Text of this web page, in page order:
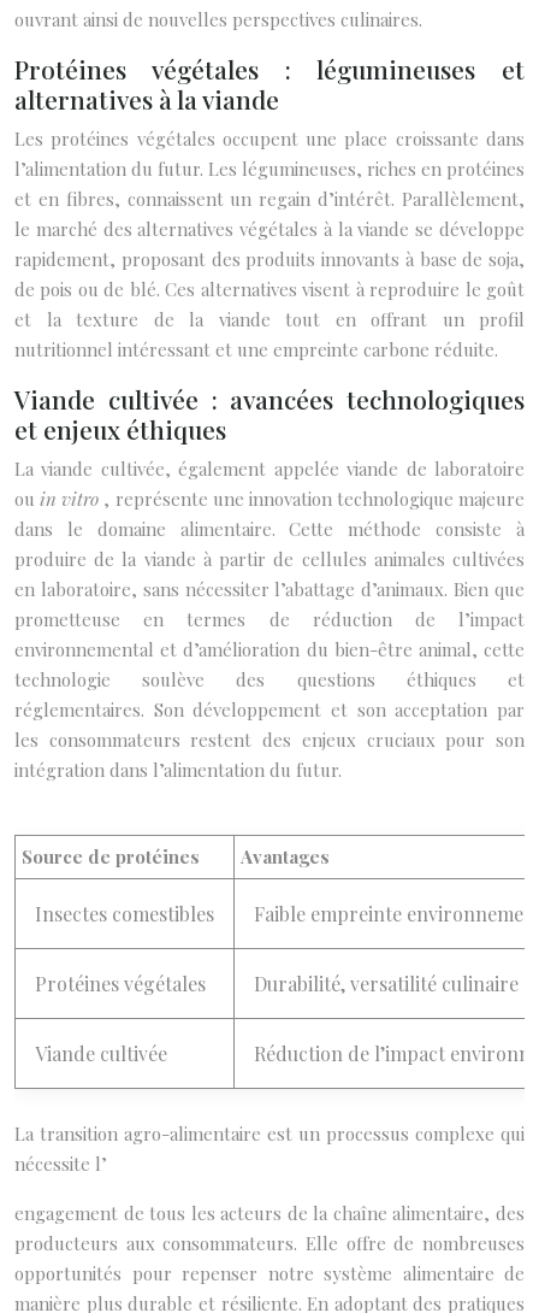
ouvrant ainsi de nouvelles perspectives culinaires.
Protéines végétales : légumineuses et
alternatives à la viande
Les protéines végétales occupent une place croissante dans
l’alimentation du futur. Les légumineuses, riches en protéines
et en fibres, connaissent un regain d’intérêt. Parallèlement,
le marché des alternatives végétales à la viande se développe
rapidement, proposant des produits innovants à base de soja,
de pois ou de blé. Ces alternatives visent à reproduire le goût
et la texture de la viande tout en offrant un profil
nutritionnel intéressant et une empreinte carbone réduite.
Viande cultivée : avancées technologiques
et enjeux éthiques
La viande cultivée, également appelée viande de laboratoire
ouin vitro , représente une innovation technologique majeure
dans le domaine alimentaire. Cette méthode consiste à
produire de la viande à partir de cellules animales cultivées
en laboratoire, sans nécessiter l’abattage d’animaux. Bien que
prometteuse en termes de réduction de l’impact
environnemental et d’amélioration du bien-être animal, cette
technologie soulève des questions éthiques et
réglementaires. Son développement et son acceptation par
les consommateurs restent des enjeux cruciaux pour son
intégration dans l’alimentation du futur.
Source de protéines Avantages
Insectes comestibles Faible empreinte
Protéines végétales Durabilité, versatilité culinaire
Viande cultivée Réduction de l’impact
La transition agro-alimentaire est un processus complexe qui
nécessite l’
engagement de tous les acteurs de la chaîne alimentaire, des
producteurs aux consommateurs. Elle offre de nombreuses
opportunités pour repenser notre système alimentaire de
manière plus durable et résiliente. En adoptant des pratiques